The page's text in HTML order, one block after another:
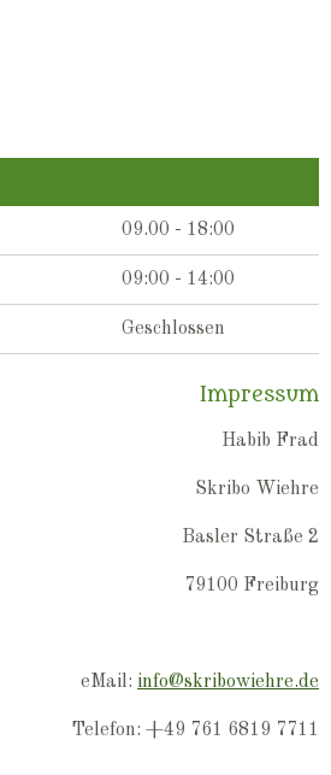
09.00 - 18:00
09:00 - 14:00
Geschlossen
Impressum
Habib Frad
Skribo Wiehre
Basler Straße 2
79100 Freiburg
eMail: info@skribowiehre.de
Telefon: +49 761 6819 7711